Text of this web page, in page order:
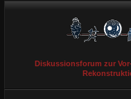
Diskussionsforum zur